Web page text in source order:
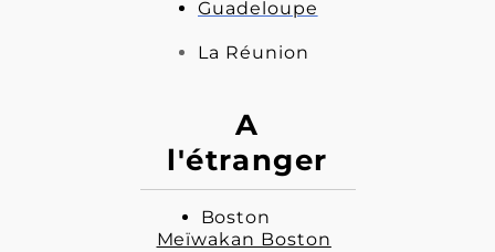
Guadeloupe
La Réunion
A
l'étranger
Boston
Meïwakan Boston